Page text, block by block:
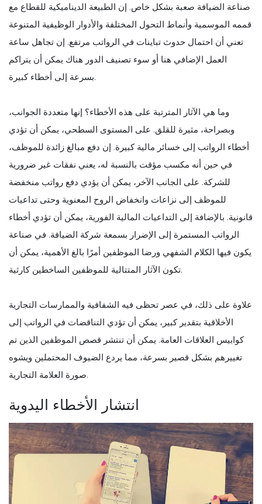
صناعة الضيافة صعبة بشكل خاص. إن الطبيعة الديناميكية للقطاع مع
قممه الموسمية وأنماط التحول المختلفة والأدوار الوظيفية المتنوعة
تعني أن احتمال حدوث تباينات في الرواتب مرتفع. إن تجاهل ساعة
العمل الإضافي هنا أو سوء تصنيف الدور هناك يمكن أن يتراكم
بسرعة إلى أخطاء كبيرة.
وما هي الآثار المترتبة على هذه الأخطاء؟ إنها متعددة الجوانب،
وبصراحة، مثيرة للقلق. على المستوى السطحي، يمكن أن تؤدي
أخطاء الرواتب إلى خسائر مالية كبيرة. إن دفع مبالغ زائدة للموظف،
في حين أنه مكسب مؤقت بالنسبة له، يعني نفقات غير ضرورية
للشركة. على الجانب الآخر، يمكن أن يؤدي دفع رواتب منخفضة
للموظف إلى نزاعات وانخفاض الروح المعنوية وحتى تداعيات
قانونية. بالإضافة إلى التداعيات المالية الفورية، يمكن أن تؤدي أخطاء
الرواتب المستمرة إلى الإضرار بسمعة شركة الضيافة. في صناعة
يكون فيها الكلام الشفهي ورضا الموظفين أمرًا بالغ الأهمية، يمكن أن
تكون الآثار المتتالية للموظفين الساخطين كارثية.
علاوة على ذلك، في عصر تحظى فيه الشفافية والممارسات التجارية
الأخلاقية بتقدير كبير، يمكن أن تؤدي التناقضات في الرواتب إلى
كوابيس العلاقات العامة. يمكن أن تنتشر قصص الموظفين الذين تم
تغييرهم بشكل قصير بسرعة، مما يردع الضيوف المحتملين ويشوه
صورة العلامة التجارية.
انتشار الأخطاء اليدوية